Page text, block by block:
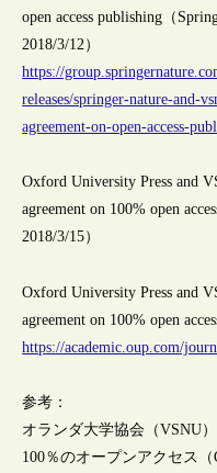
open access publishing（
2018/3/12）
https://
releases/springer-nature-and-
agreement-on-open-access-
Oxford University Press and
agreement on 100% open
2018/3/15）
Oxford University Press and
agreement on 100% open
https://academic.oup.com/
参考：
オランダ大学協会（VSNU
100％のオープンアクセス